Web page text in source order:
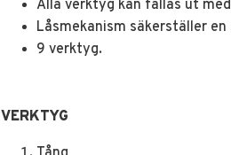
Alla verktyg kan fällas ut
Låsmekanism säkerställer
9 verktyg.
VERKTYG